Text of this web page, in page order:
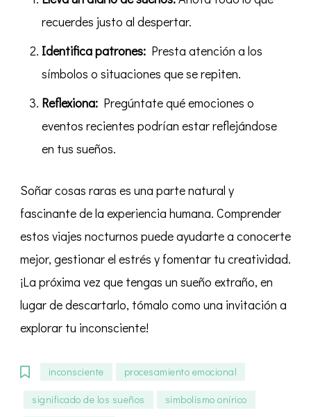
recuerdes justo al despertar.
Identifica patrones:Presta atención a los
símbolos o situaciones que se repiten.
Reflexiona:Pregúntate qué emociones o
eventos recientes podrían estar reflejándose
en tus sueños.
Soñar cosas raras es una parte natural y
fascinante de la experiencia humana. Comprender
estos viajes nocturnos puede ayudarte a conocerte
mejor, gestionar el estrés y fomentar tu creatividad.
¡La próxima vez que tengas un sueño extraño, en
lugar de descartarlo, tómalo como una invitación a
explorar tu inconsciente!
inconsciente procesamiento emocional
significado de los sueños
simbolismo onírico